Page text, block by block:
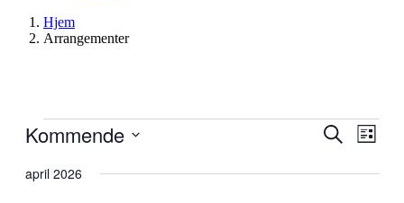
Hjem
Arrangementer
Arrangementer
and
Søk
Liste
Kommende
dato.
april 2026